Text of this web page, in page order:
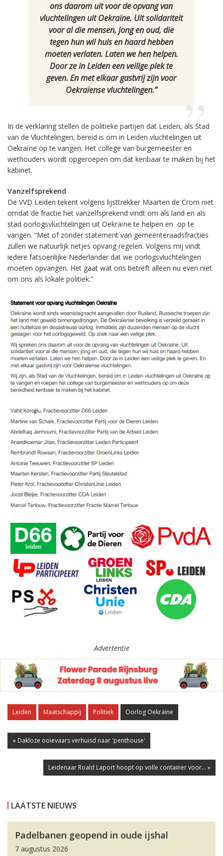
ons daarom uit voor de opvang van
vluchtelingen uit Oekraïne. Uit solidariteit
voor al die mensen, jong en oud, die
tegen hun wil huis en haard hebben
moeten verlaten. Laten we hen helpen.
Door ze in Leiden een veilige plek te
geven. En met elkaar gastvrij zijn voor
Oekraïense vluchtelingen.”
In de verklaring stellen de politieke partijen dat Leiden, als Stad
van de Vluchtelingen, bereid is om in Leiden vluchtelingen uit
Oekraïne op te vangen. Het college van burgemeester en
wethouders wordt opgeroepen om dat kenbaar te maken bij het
kabinet.
Vanzelfsprekend
De VVD Leiden tekent volgens lijsttrekker Maarten de Crom niet
omdat de fractie het vanzelfsprekend vindt om als land en als
stad oorlogsvluchtelingen uit Oekraïne te helpen en op te
vangen. “Met of zonder statement van gemeenteraadsfracties
zullen we natuurlijk netjes opvang regelen. Volgens mij vindt
iedere fatsoenlijke Nederlander dat we oorlogsvluchtelingen
moeten opvangen. Het gaat wat ons betreft alleen nu even niet
om ons als lokale politiek.”
Advertentie
Leiden Maatschappij Politiek Oorlog Oekraïne
« Dakloze ooievaars verhuisd naar 'penthouse'
Leidenaar Roald Laport hoopt op volle container voor... »
LAATSTE NIEUWS
Padelbanen geopend in oude ijshal
7 augustus 2026